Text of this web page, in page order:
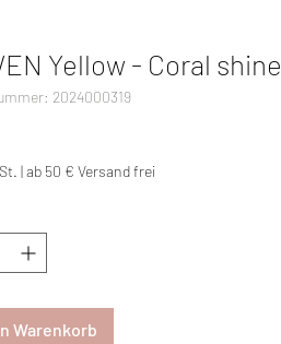
Yellow - Coral shine
2024000319
|ab 50 € Versand frei
Warenkorb